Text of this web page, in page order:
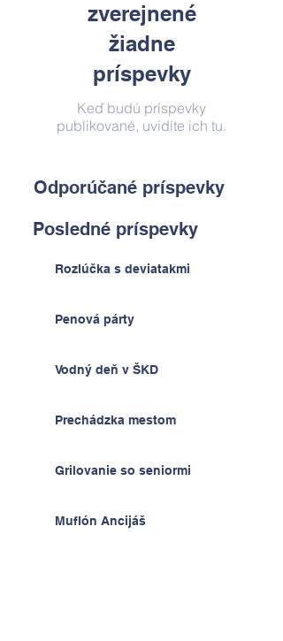
zverejnené
žiadne
príspevky
Keď budú príspevky
publikované, uvidíte ich tu.
Odporúčané príspevky
Posledné príspevky
Rozlúčka s deviatakmi
Penová párty
Vodný deň v ŠKD
Prechádzka mestom
Grilovanie so seniormi
Muflón Ancijáš